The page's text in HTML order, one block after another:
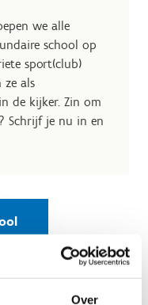
Over
we alle
school op
sport(club)
ze als
de kijker. Zin om
Schrijf je nu in en